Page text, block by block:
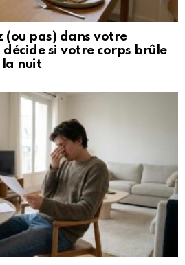
(ou pas) dans votre
si votre corps brûle
la nuit